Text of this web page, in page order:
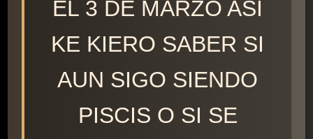
EL 3 DE MARZO ASI
KE KIERO SABER SI
AUN SIGO SIENDO
PISCIS O SI SE